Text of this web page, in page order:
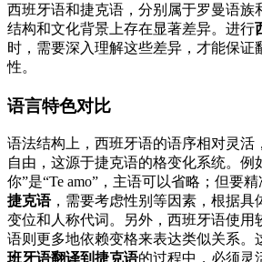
西班牙语和捷克语，分别属于罗曼语族
结构和文化背景上存在显著差异。进行
时，需要深入理解这些差异，才能保证
性。
语言特色对比
语法结构上，西班牙语的语序相对灵活
自由，这源于捷克语的格变化系统。例
你”是“Te amo”，主语可以省略；但要
捷克语，需要考虑性别等因素，根据具
变位和人称代词。另外，西班牙语使用
语则更多地依赖变格来表达类似关系。
班牙语翻译到捷克语的过程中，必须灵